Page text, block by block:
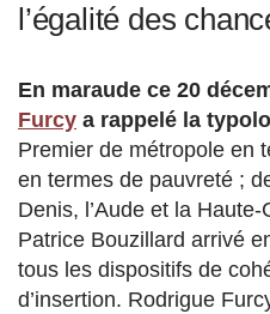
l’égalité des
En maraude ce 20
Furcy a rappelé la
Premier de métropole en
en termes de pauvreté ;
Denis, l’Aude et la
Patrice Bouzillard arrivé
tous les dispositifs de
d’insertion. Rodrigue